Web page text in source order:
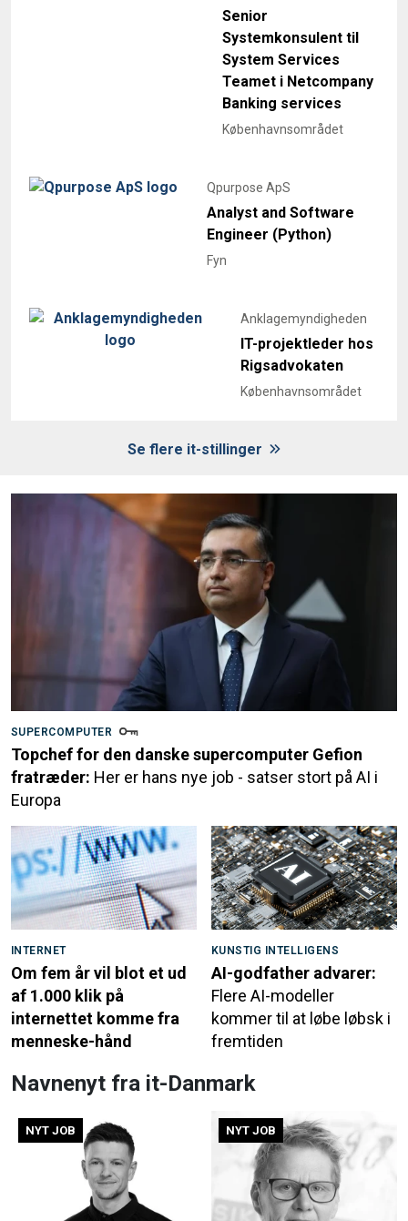
Senior
Systemkonsulent til
System Services
Teamet i Netcompany
Banking services
Københavnsområdet
Qpurpose ApS
Analyst and Software
Engineer (Python)
Fyn
Anklagemyndigheden
IT-projektleder hos
Rigsadvokaten
Københavnsområdet
Se flere it-stillinger
SUPERCOMPUTER
Topchef for den danske supercomputer Gefion
fratræder: Her er hans nye job - satser stort på AI i
Europa
INTERNET
Om fem år vil blot et ud
af 1.000 klik på
internettet komme fra
menneske-hånd
KUNSTIG INTELLIGENS
AI-godfather advarer:
Flere AI-modeller
kommer til at løbe løbsk i
fremtiden
Navnenyt fra it-Danmark
NYT JOB NYT JOB